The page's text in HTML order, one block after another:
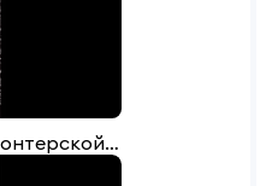
Отзывы родителей о волонтерской инициативе "Я помогу, и ты сможешь"!